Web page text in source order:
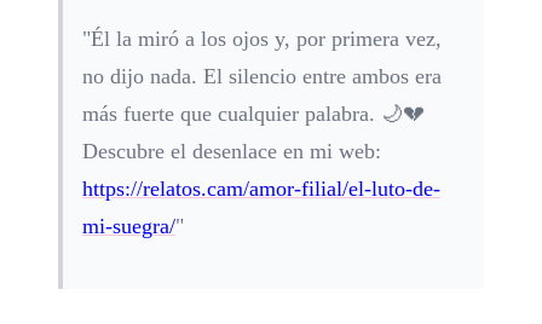
"Él la miró a los ojos y, por primera vez,
no dijo nada. El silencio entre ambos era
más fuerte que cualquier palabra. 🌙💔
Descubre el desenlace en mi web:
https://relatos.cam/amor-filial/el-luto-de-
mi-suegra/"